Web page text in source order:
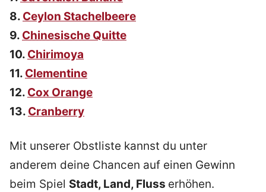
8. Ceylon Stachelbeere
9. Chinesische Quitte
10. Chirimoya
11. Clementine
12. Cox Orange
13. Cranberry
Mit unserer Obstliste kannst du unter
anderem deine Chancen auf einen Gewinn
beim Spiel Stadt, Land, Fluss erhöhen.